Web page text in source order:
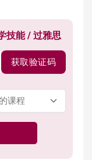
技能 / 过雅思
获取验证码